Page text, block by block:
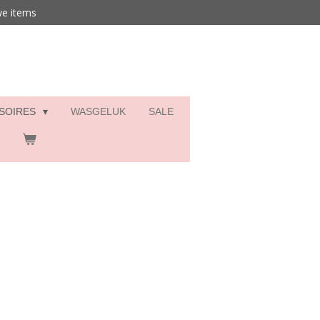
items
WASGELUK SALE